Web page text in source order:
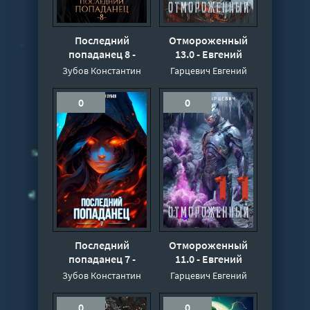
Последний
попаданец 8 -
Константин Зубов
Зубов Константин
Отмороженный
13.0 - Евгений
Гарцевич
Гарцевич Евгений
0
Последний
попаданец 7 -
Константин Зубов
Зубов Константин
0
Отмороженный
11.0 - Евгений
Гарцевич
Гарцевич Евгений
0 0